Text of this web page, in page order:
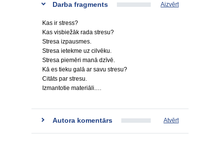
Darba fragments Aizvērt
Kas ir stress?
Kas visbiežāk rada stresu?
Stresa izpausmes.
Stresa ietekme uz cilvēku.
Stresa piemēri manā dzīvē.
Kā es tieku galā ar savu stresu?
Citāts par stresu.
Izmantotie materiāli.…
Autora komentārs Atvērt